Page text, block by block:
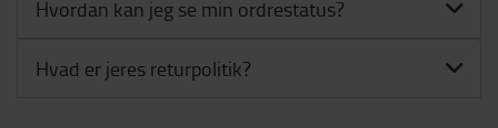
Hvordan kan jeg se min ordrestatus?
Hvad er jeres returpolitik?